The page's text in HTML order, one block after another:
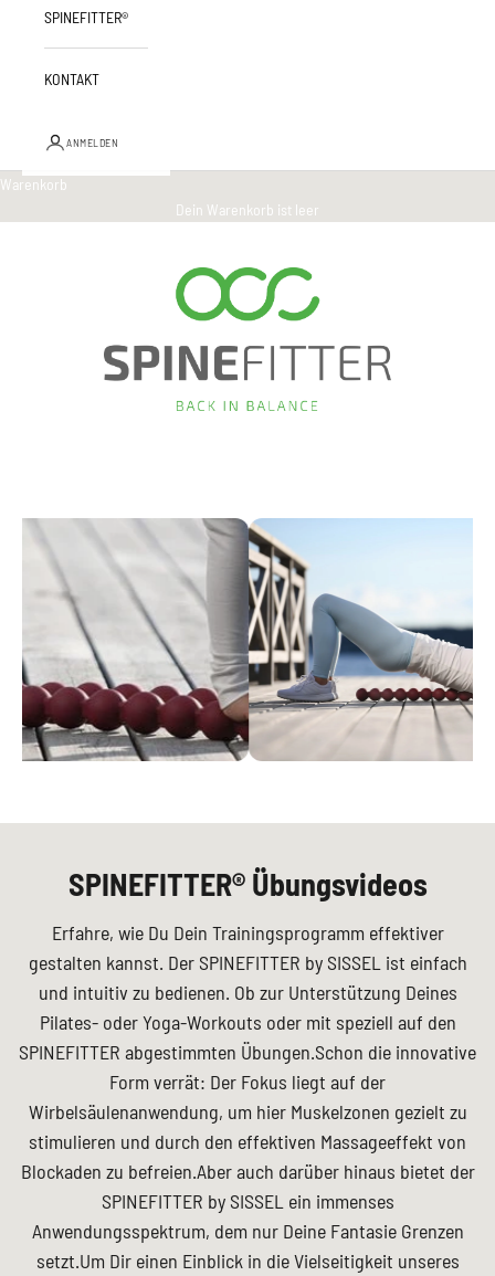
SPINEFITTER®
KONTAKT
ANMELDEN
Warenkorb
Dein Warenkorb ist leer
SPINEFITTER® Übungsvideos
Erfahre, wie Du Dein Trainingsprogramm effektiver
gestalten kannst. Der SPINEFITTER by SISSEL ist einfach
und intuitiv zu bedienen. Ob zur Unterstützung Deines
Pilates- oder Yoga-Workouts oder mit speziell auf den
SPINEFITTER abgestimmten Übungen.Schon die innovative
Form verrät: Der Fokus liegt auf der
Wirbelsäulenanwendung, um hier Muskelzonen gezielt zu
stimulieren und durch den effektiven Massageeffekt von
Blockaden zu befreien.Aber auch darüber hinaus bietet der
SPINEFITTER by SISSEL ein immenses
Anwendungsspektrum, dem nur Deine Fantasie Grenzen
setzt.Um Dir einen Einblick in die Vielseitigkeit unseres